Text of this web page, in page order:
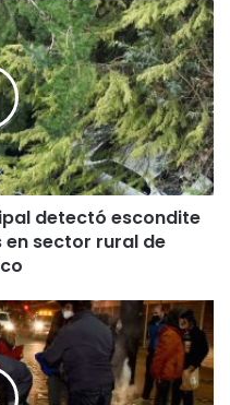
detectó escondite
sector rural de